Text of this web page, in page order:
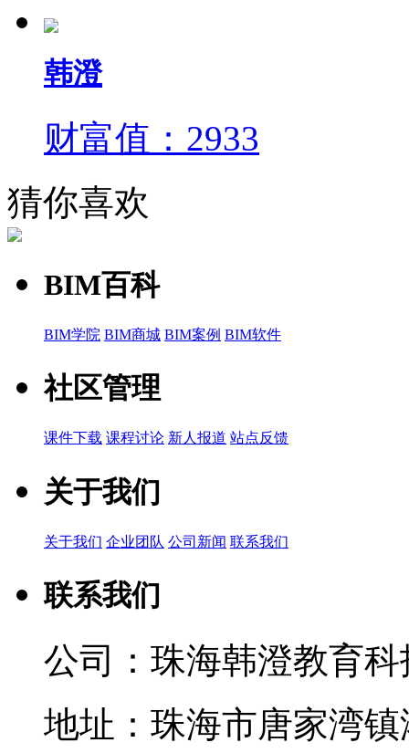
韩澄
财富值：2933
猜你喜欢
BIM百科
BIM学院 BIM商城 BIM案例 BIM软件
社区管理
课件下载 课程讨论 新人报道 站点反馈
关于我们
关于我们 企业团队 公司新闻 联系我们
联系我们
公司：珠海韩澄教育
地址：珠海市唐家湾